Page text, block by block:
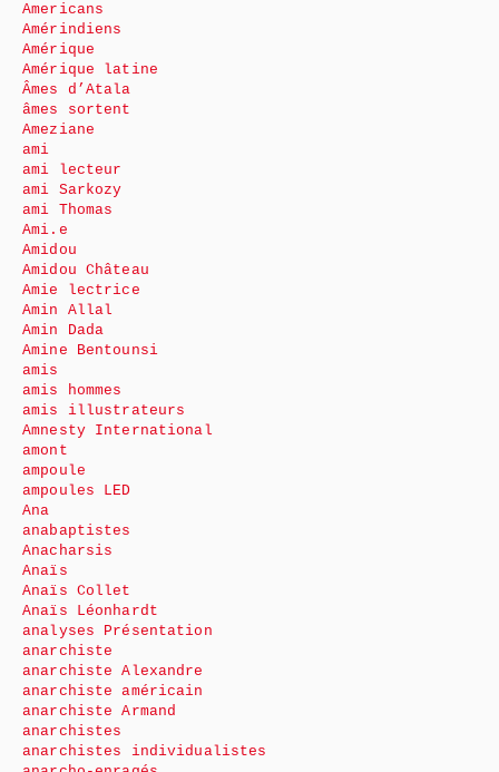
Americans
Amérindiens
Amérique
Amérique latine
Âmes d’Atala
âmes sortent
Ameziane
ami
ami lecteur
ami Sarkozy
ami Thomas
Ami.e
Amidou
Amidou Château
Amie lectrice
Amin Allal
Amin Dada
Amine Bentounsi
amis
amis hommes
amis illustrateurs
Amnesty International
amont
ampoule
ampoules LED
Ana
anabaptistes
Anacharsis
Anaïs
Anaïs Collet
Anaïs Léonhardt
analyses Présentation
anarchiste
anarchiste Alexandre
anarchiste américain
anarchiste Armand
anarchistes
anarchistes individualistes